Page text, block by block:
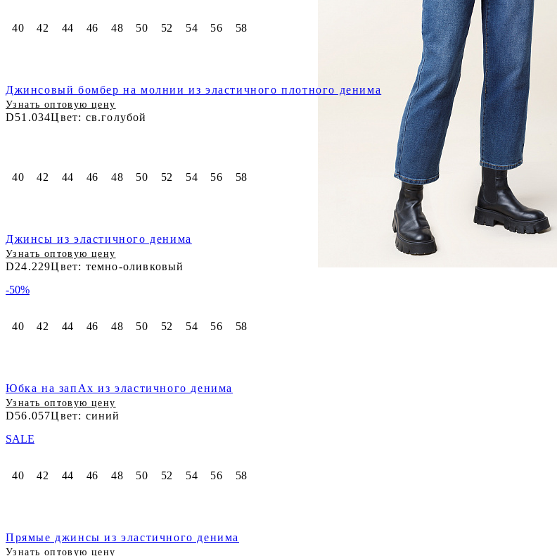
40 42 44 46 48 50 52 54 56 58
Джинсовый бомбер на молнии из эластичного плотного денима
Узнать оптовую цену
D51.034Цвет: св.голубой
40 42 44 46 48 50 52 54 56 58
Джинсы из эластичного денима
Узнать оптовую цену
D24.229Цвет: темно-оливковый
40 42 44 46 48 50 52 54 56 58
Юбка на запАх из эластичного денима
Узнать оптовую цену
D56.057Цвет: синий
-50%
40 42 44 46 48 50 52 54 56 58
Прямые джинсы из эластичного денима
Узнать оптовую цену
SALE